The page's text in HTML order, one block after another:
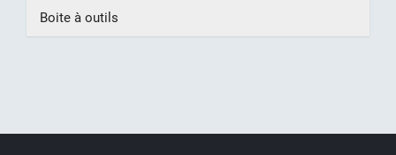
Boite à outils